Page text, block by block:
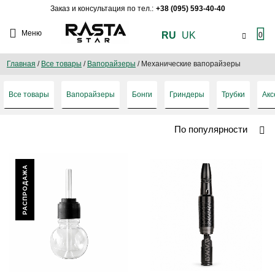
Заказ и консультация по тел.: +38 (095) 593-40-40
Меню RU UK 0
Главная / Все товары / Вапорайзеры / Механические вапорайзеры
Все товары Вапорайзеры Бонги Гриндеры Трубки
По популярности
РАСПРОДАЖА